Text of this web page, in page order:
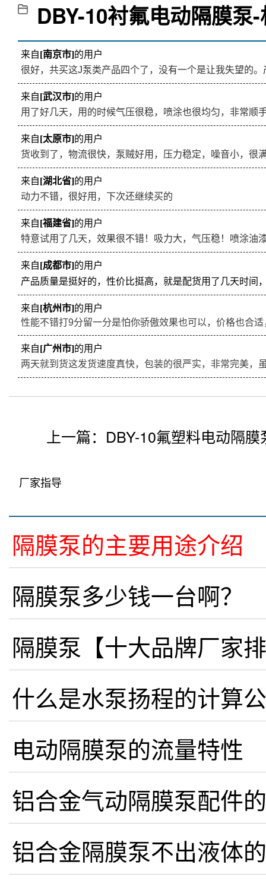
DBY-10衬氟电动隔膜泵
来自[南京市]的用户
很好，共买这J泵类产品四个了，没有一个是让我失望的
来自[武汉市]的用户
用了好几天，用的时候气压很稳，喷涂也很均匀，非常顺
来自[太原市]的用户
货收到了，物流很快，泵贼好用，压力稳定，噪音小，很
来自[湖北省]的用户
动力不错，很好用，下次还继续买的
来自[福建省]的用户
特意试用了几天，效果很不错！吸力大，气压稳！喷涂油
来自[成都市]的用户
产品质量是挺好的，性价比挺高，就是配货用了几天时间
来自[杭州市]的用户
性能不错打9分留一分是怕你骄傲效果也可以，价格也合
来自[广州市]的用户
两天就到货这发货速度真快，包装的很严实，非常完美
上一篇： DBY-10氟塑料电动隔膜
厂家指导
隔膜泵的主要用途介绍
隔膜泵多少钱一台啊？
隔膜泵【十大品牌厂家
什么是水泵扬程的计算
电动隔膜泵的流量特性
铝合金气动隔膜泵配件
铝合金隔膜泵不出液体